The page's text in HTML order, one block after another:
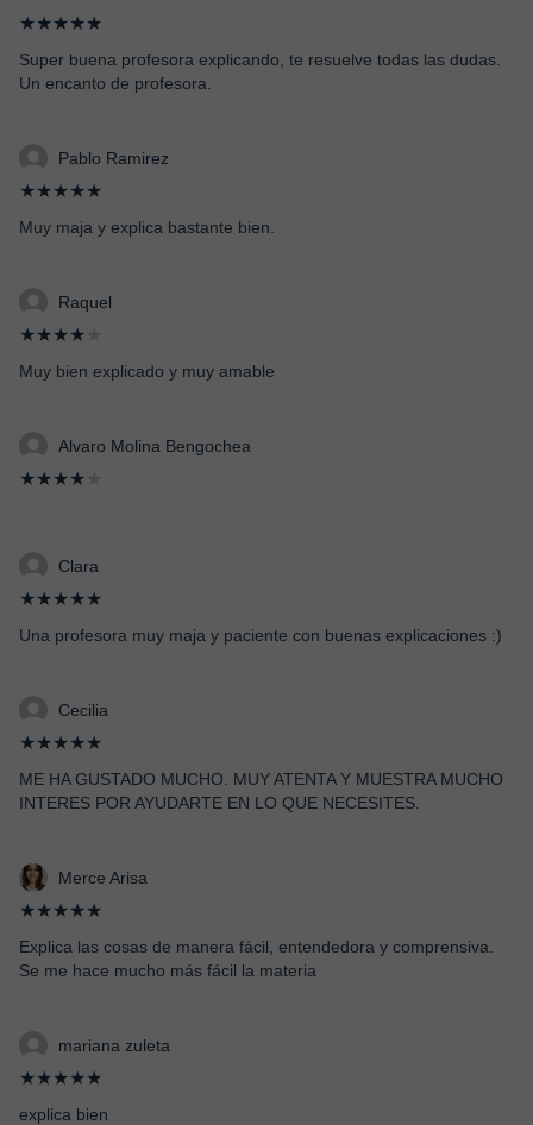
★★★★★
Super buena profesora explicando, te resuelve todas las dudas.
Un encanto de profesora.
Pablo Ramirez
★★★★★
Muy maja y explica bastante bien.
Raquel
★★★★
Muy bien explicado y muy amable
Alvaro Molina Bengochea
★★★★
Clara
★★★★★
Una profesora muy maja y paciente con buenas explicaciones :)
Cecilia
★★★★★
ME HA GUSTADO MUCHO. MUY ATENTA Y MUESTRA MUCHO
INTERES POR AYUDARTE EN LO QUE NECESITES.
Merce Arisa
★★★★★
Explica las cosas de manera fácil, entendedora y comprensiva.
Se me hace mucho más fácil la materia
mariana zuleta
★★★★★
explica bien